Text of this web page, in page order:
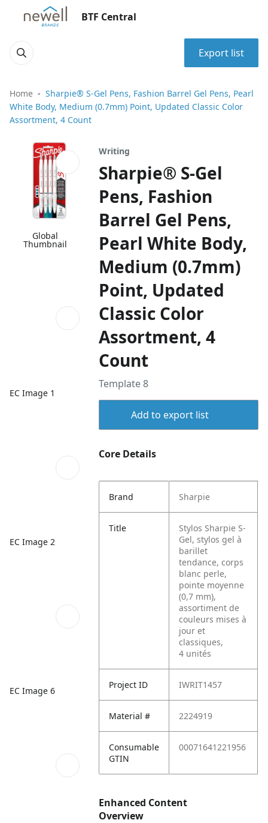
BTF Central
Export list
Home
Sharpie® S-Gel Pens, Fashion Barrel Gel Pens, Pearl
White Body, Medium (0.7mm) Point, Updated Classic Color
Assortment, 4 Count
Global
Thumbnail
EC Image 1
EC Image 2
EC Image 6
Writing
Sharpie® S-Gel
Pens, Fashion
Barrel Gel Pens,
Pearl White Body,
Medium (0.7mm)
Point, Updated
Classic Color
Assortment, 4
Count
Template 8
Add to export list
Core Details
Brand Sharpie
Title
Stylos Sharpie S-
Gel, stylos gel à
barillet
tendance, corps
blanc perle,
pointe moyenne
(0,7 mm),
assortiment de
couleurs mises à
jour et
classiques,
4 unités
Project ID IWRIT1457
Material # 2224919
Consumable
GTIN
00071641221956
Enhanced Content
Overview